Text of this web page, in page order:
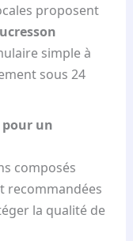
proposent
simple à
sous 24
un
composés
recommandées
la qualité de